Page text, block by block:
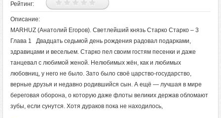
Рейтинг:
Описание:
MARHUZ (Анатолий Егоров). Светлейший князь Старко Старко – 3
Глава 1 Двадцать седьмой день рождения радовал подарками,
здравицами и весельем. Старко пел своим гостям песенки и даже
танцевал с любимой женой. Нелюбимых жён, как и любимых
любовниц, у него не было. Зато было своё царство-государство,
верные друзья и недавно родившийся сын. А ещё — лучшая в мире
береговая оборона, о которую даже флоты великих держав обломают
зубы, если сунутся. Хотя дураков пока не находилось,